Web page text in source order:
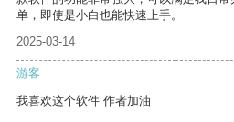
单，即使是小白也能快速上手。
2025-03-14
游客
我喜欢这个软件 作者加油